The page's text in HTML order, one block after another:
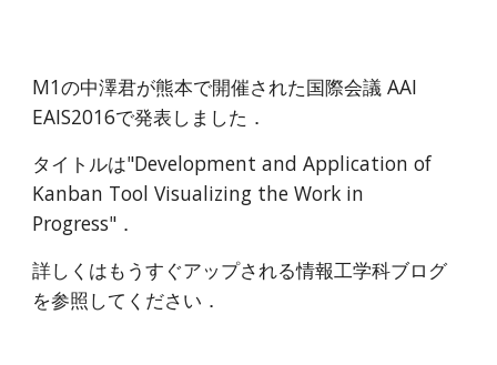
M1の中澤君が熊本で開催された国際会議 AAI
EAIS2016で発表しました．
タイトルは"Development and Application of
Kanban Tool Visualizing the Work in
Progress"．
詳しくはもうすぐアップされる情報工学科ブログ
を参照してください．